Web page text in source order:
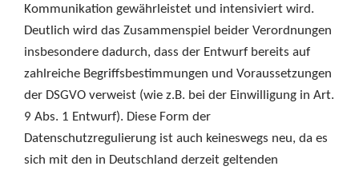
Kommunikation gewährleistet und intensiviert wird.
Deutlich wird das Zusammenspiel beider Verordnungen
insbesondere dadurch, dass der Entwurf bereits auf
zahlreiche Begriffsbestimmungen und Voraussetzungen
der DSGVO verweist (wie z.B. bei der Einwilligung in Art.
9 Abs. 1 Entwurf). Diese Form der
Datenschutzregulierung ist auch keineswegs neu, da es
sich mit den in Deutschland derzeit geltenden